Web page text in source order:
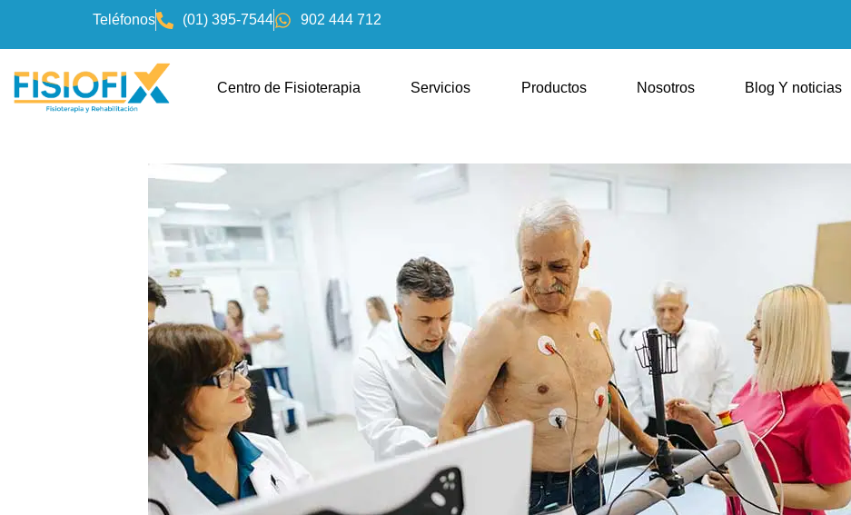
Teléfonos (01) 395-7544 902 444 712
Centro de Fisioterapia Servicios Productos Nosotros Blog Y noticias